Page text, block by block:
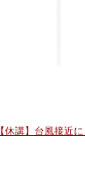
【休講】台風接近